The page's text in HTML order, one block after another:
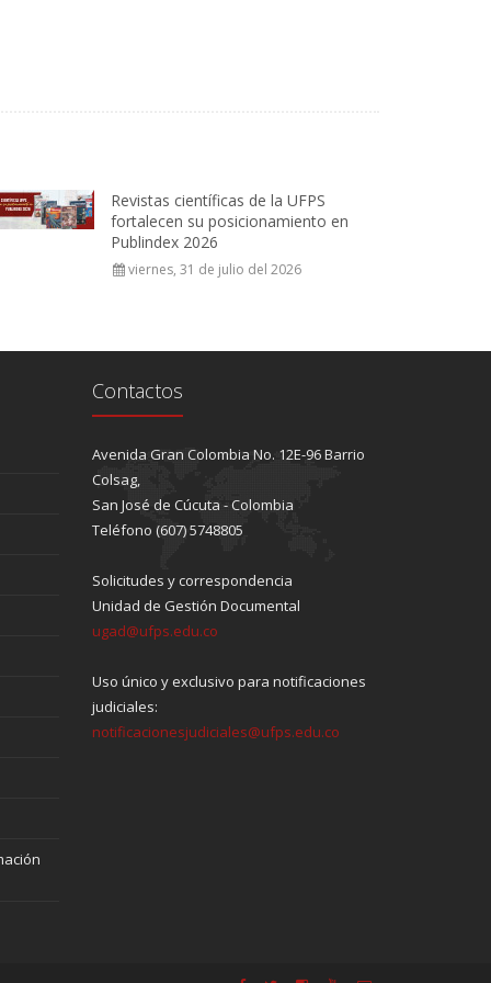
Revistas científicas de la UFPS
fortalecen su posicionamiento en
Publindex 2026
viernes, 31 de julio del 2026
Contactos
Avenida Gran Colombia No. 12E-96 Barrio
Colsag,
San José de Cúcuta - Colombia
Teléfono (607) 5748805
Solicitudes y correspondencia
Unidad de Gestión Documental
ugad@ufps.edu.co
Uso único y exclusivo para notificaciones
judiciales:
notificacionesjudiciales@ufps.edu.co